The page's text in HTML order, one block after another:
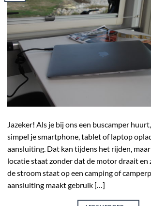
Jazeker! Als je bij ons een buscamper
simpel je smartphone, tablet of laptop
aansluiting. Dat kan tijdens het rijden,
locatie staat zonder dat de motor draait en
de stroom staat op een camping of
aansluiting maakt gebruik […]